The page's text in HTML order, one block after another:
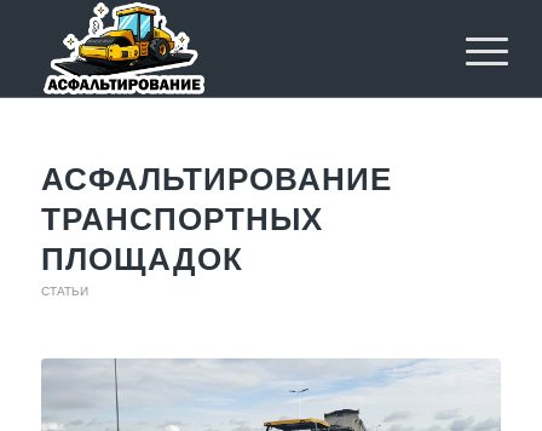
АСФАЛЬТИРОВАНИЕ
ТРАНСПОРТНЫХ
ПЛОЩАДОК
СТАТЬИ